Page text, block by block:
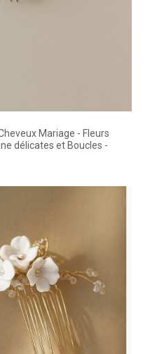
Mariage - Fleurs
délicates et Boucles -